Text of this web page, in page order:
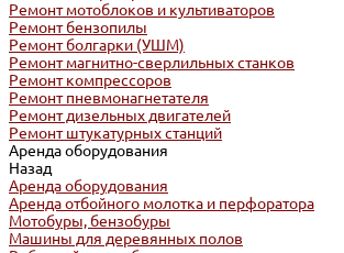
Ремонт мотоблоков и культиваторов
Ремонт бензопилы
Ремонт болгарки (УШМ)
Ремонт магнитно-сверлильных станков
Ремонт компрессоров
Ремонт пневмонагнетателя
Ремонт дизельных двигателей
Ремонт штукатурных станций
Аренда оборудования
Назад
Аренда оборудования
Аренда отбойного молотка и перфоратора
Мотобуры, бензобуры
Машины для деревянных полов